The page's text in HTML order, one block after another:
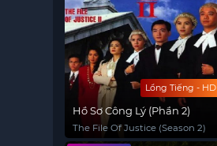
Lồng Tiếng - HD
Hồ Sơ Công Lý (Phần 2)
The File Of Justice (Season 2)